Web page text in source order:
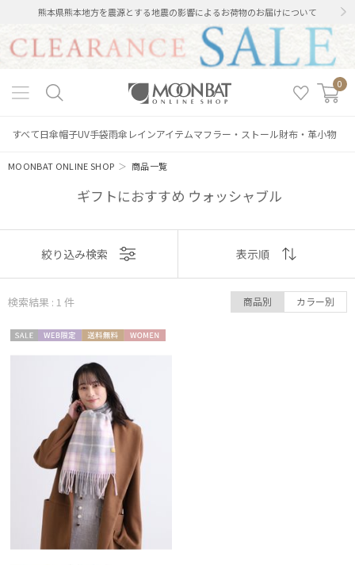
熊本県熊本地方を震源とする地震の影響によるお荷物のお届けについて
0
すべて日傘帽子UV手袋雨傘 レインアイテムマフラー・ストール財布・革小物
MOONBAT ONLINE SHOP ＞商品一覧
ギフトにおすすめ ウォッシャブル
絞り込み
レディース メンズ
カテゴリー
ブランド
傘機能
マフラー・ストール・スカーフ
表示
おすすめ
価格の高い
価格の低い
人気順
売上点数順
お気に入り
絞り込み検索 表示順
検索結果 : 1 件 商品別 カラー別
料